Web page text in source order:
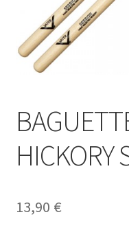
HICKORY
13,90 €